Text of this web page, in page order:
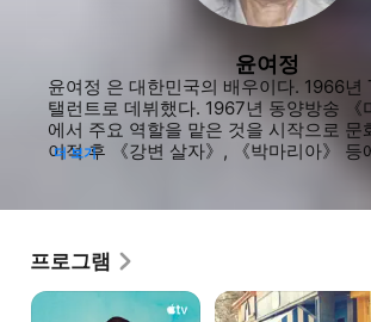
윤여정
윤여정 은 대한민국의 배우이다. 1966년
탤런트로 데뷔했다. 1967년 동양방송 《
에서 주요 역할을 맡은 것을 시작으로 문
이적 후 《강변 살자》, 《박마리아》 등
연기로 소속된 MBC 드라마 《장희빈》
브라운관과 스크린을 오가며 활약했다.
도미, 1976년 김수현의 부름으로 《여고
잠시 귀국해 화면에 얼굴을 비추고는 한
더 보기
프로그램
'파친코'
디어